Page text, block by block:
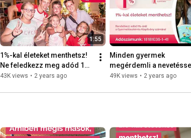
1:55
1%-kal életeket menthetsz!
Ne feledkezz meg adód 1%-
áról, gondolj a leukémiás
43K views • 2 years ago
Minden gyermek
megérdemli a
álmokkal és végtelen
gyermekkort! ❤️
49K views • 2 years ago